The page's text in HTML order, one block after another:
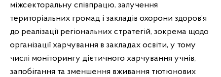
міжсекторальну співпрацю, залучення
територіальних громад і закладів охорони здоров’я
до реалізації регіональних стратегій, зокрема щодо
організації харчування в закладах освіти, у тому
числі моніторингу дієтичного харчування учнів,
запобігання та зменшення вживання тютюнових